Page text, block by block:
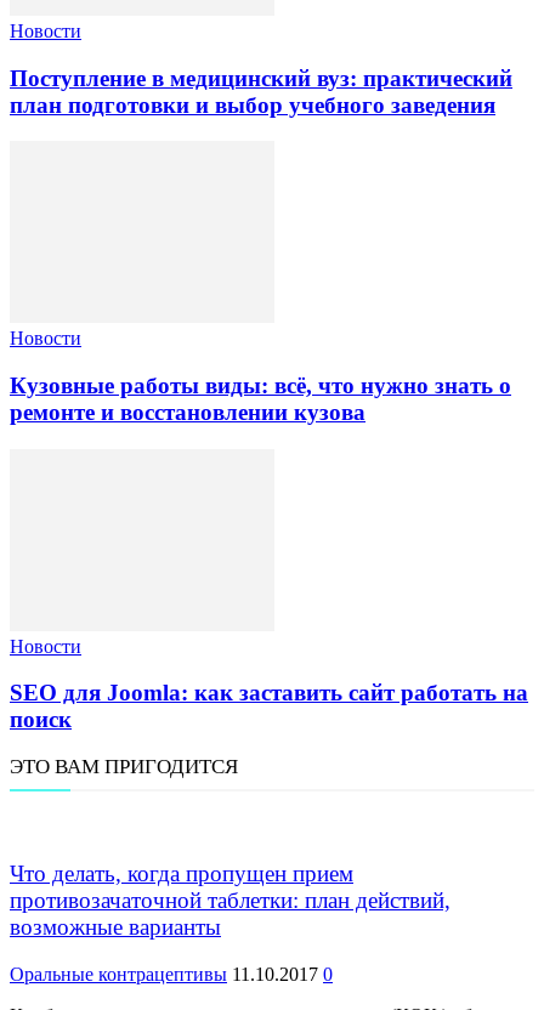
Новости
Поступление в медицинский вуз: практический
план подготовки и выбор учебного заведения
Новости
Кузовные работы виды: всё, что нужно знать о
ремонте и восстановлении кузова
Новости
SEO для Joomla: как заставить сайт работать на
поиск
ЭТО ВАМ ПРИГОДИТСЯ
Что делать, когда пропущен прием
противозачаточной таблетки: план действий,
возможные варианты
Оральные контрацептивы 11.10.2017 0